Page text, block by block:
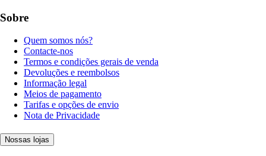
Sobre
Quem somos nós?
Contacte-nos
Termos e condições gerais de venda
Devoluções e reembolsos
Informação legal
Meios de pagamento
Tarifas e opções de envio
Nota de Privacidade
Nossas lojas